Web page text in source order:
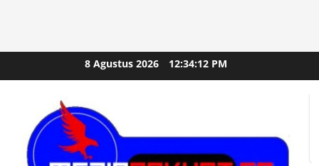
to
8 Agustus 2026 12:34:14 PM